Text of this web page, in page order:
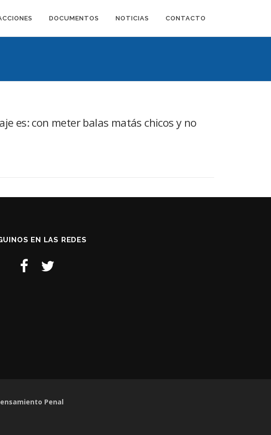
DOCUMENTOS NOTICIAS CONTACTO
es: con meter balas matás chicos y no
EN LAS REDES
Penal